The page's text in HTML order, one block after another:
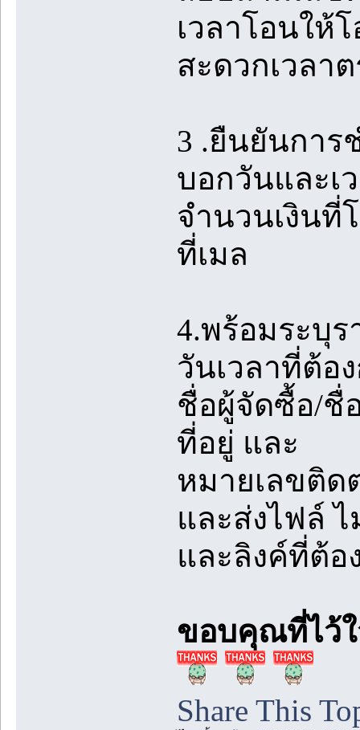
เวลาโอนให้
สะดวกเวลา
3 .ยืนยันการ
บอกวันและเ
จำนวนเงินที่
ที่เมล
4.พร้อมระบุ
วันเวลาที่ต้อ
ชื่อผู้จัดซื้อ/ชื่
ที่อยู่ และ
หมายเลขติด
และส่งไฟล์
และลิงค์ที่ต้อ
ขอบคุณที่ไว้ใ
Share This